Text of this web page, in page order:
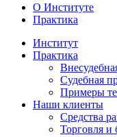
О Институте
Практика
Институт
Практика
Судебная
Примеры
Наши клиенты
Средства
Торговля и